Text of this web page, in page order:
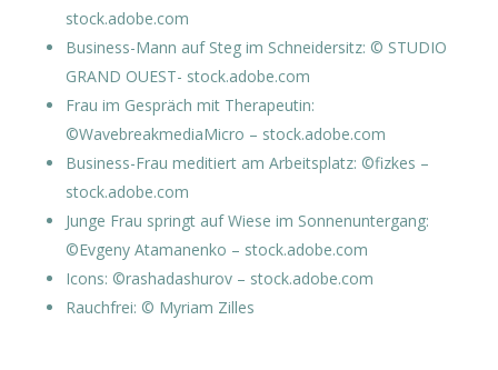
stock.adobe.com
Business-Mann auf Steg im Schneidersitz: © STUDIO
GRAND OUEST- stock.adobe.com
Frau im Gespräch mit Therapeutin:
©WavebreakmediaMicro – stock.adobe.com
Business-Frau meditiert am Arbeitsplatz: ©fizkes –
stock.adobe.com
Junge Frau springt auf Wiese im Sonnenuntergang:
©Evgeny Atamanenko – stock.adobe.com
Icons: ©rashadashurov – stock.adobe.com
Rauchfrei: © Myriam Zilles